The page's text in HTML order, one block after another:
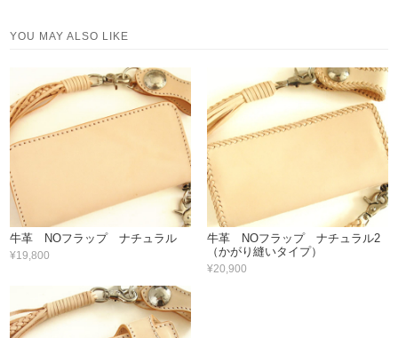
YOU MAY ALSO LIKE
牛革 NOフラップ ナチュラル
¥19,800
牛革 NOフラップ ナチュラル2
（かがり縫いタイプ）
¥20,900